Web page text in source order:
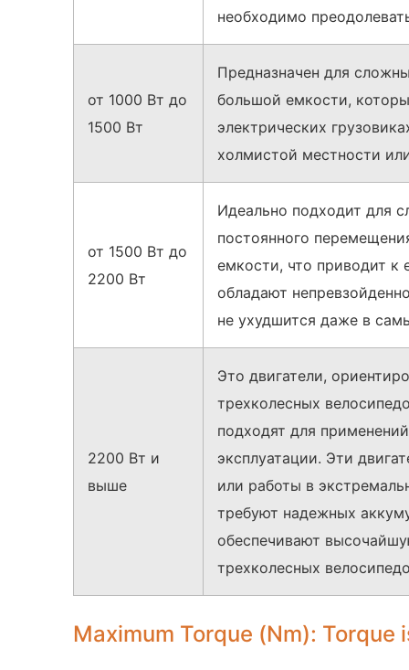
необходимо
от 1000 Вт до
1500 Вт
Предназначен для
большой емкости,
электрических
холмистой местности
от 1500 Вт до
2200 Вт
Идеально подходит для
постоянного
емкости, что приводит
обладают
не ухудшится даже в
2200 Вт и
выше
Это двигатели,
трехколесных
подходят для
эксплуатации. Эти
или работы в
требуют надежных
обеспечивают
трехколесных
Maximum Torque (Nm):